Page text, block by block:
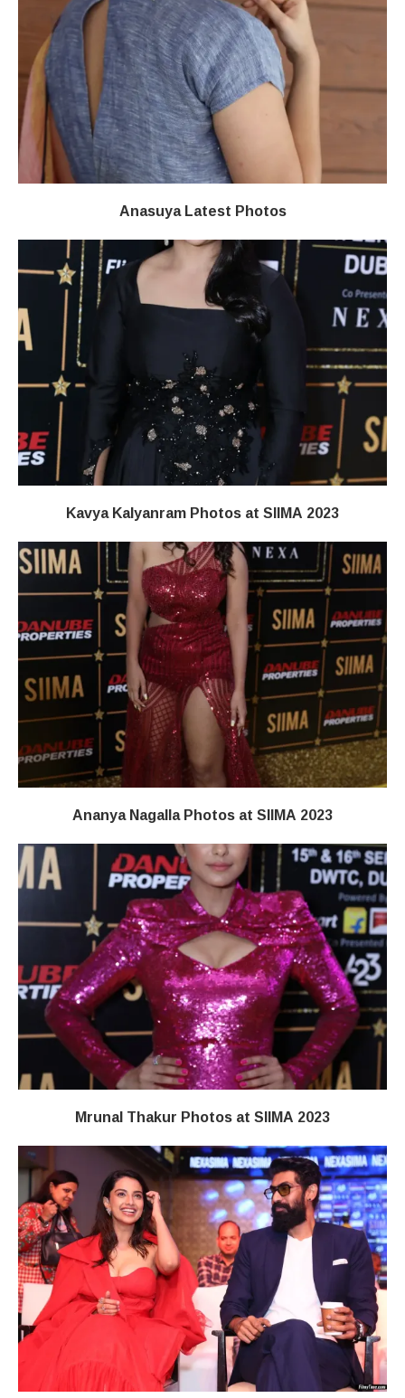
Anasuya Latest Photos
Kavya Kalyanram Photos at SIIMA 2023
Ananya Nagalla Photos at SIIMA 2023
Mrunal Thakur Photos at SIIMA 2023